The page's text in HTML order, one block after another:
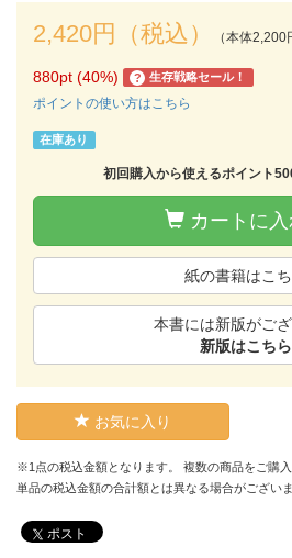
2,420円（税込） （本体2,200
880pt (40%) ? 生存戦略セール！
ポイントの使い方はこちら
在庫あり
初回購入から使えるポイント
カートに入
紙の書籍はこ
本書には新版がご
新版はこちら
お気に入り
※1点の税込金額となります。 複数の商品をご購
単品の税込金額の合計額とは異なる場合がござい
ポスト